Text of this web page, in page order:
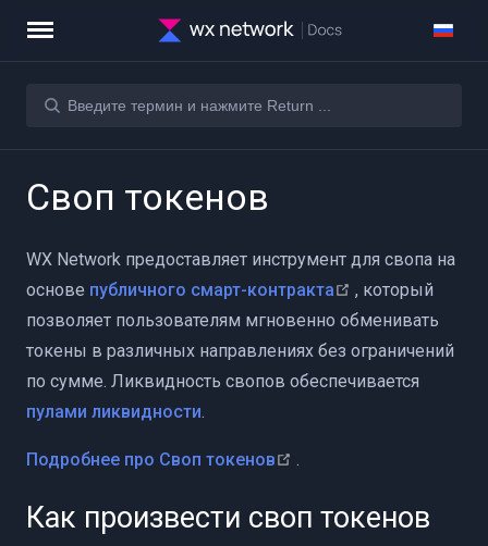
Своп токенов
WX Network предоставляет инструмент для свопа на
основе публичного смарт-контракта (opens new
, который
позволяет пользователям мгновенно обменивать
токены в различных направлениях без ограничений
по сумме. Ликвидность свопов обеспечивается
пулами ликвидности.
Подробнее про Своп токенов .
Как произвести своп токенов